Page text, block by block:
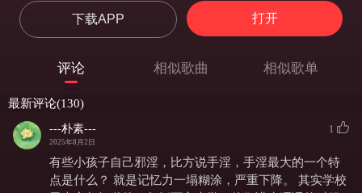
你曾经这样问过我吧
봄봄봄봄봄봄봄
我的回答是春天
想起樱花树下走过的那时候
네 생각 때문에
因为想你
下载APP 打开
评论 相似歌曲 相似歌单
最新评论(130)
---朴素---
2025年8月2日
1
有些小孩子自己邪淫，比方说手淫，手淫最大的一个特
点是什么？ 就是记忆力一塌糊涂，严重下降。 其实学校